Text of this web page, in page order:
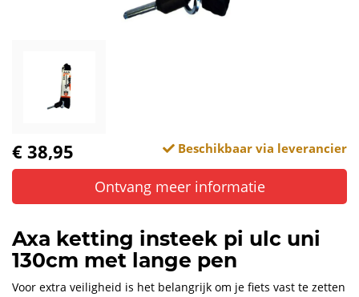
€ 38,95 Beschikbaar via leverancier
Ontvang meer informatie
Axa ketting insteek pi ulc uni
130cm met lange pen
Voor extra veiligheid is het belangrijk om je fiets vast te zetten